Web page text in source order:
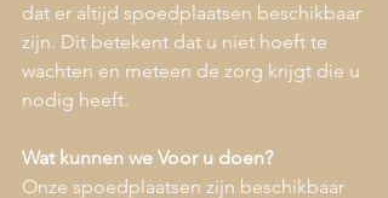
dat er altijd spoedplaatsen beschikbaar
zijn. Dit betekent dat u niet hoeft te
wachten en meteen de zorg krijgt die u
nodig heeft.
Wat kunnen we Voor u doen?
Onze spoedplaatsen zijn beschikbaar